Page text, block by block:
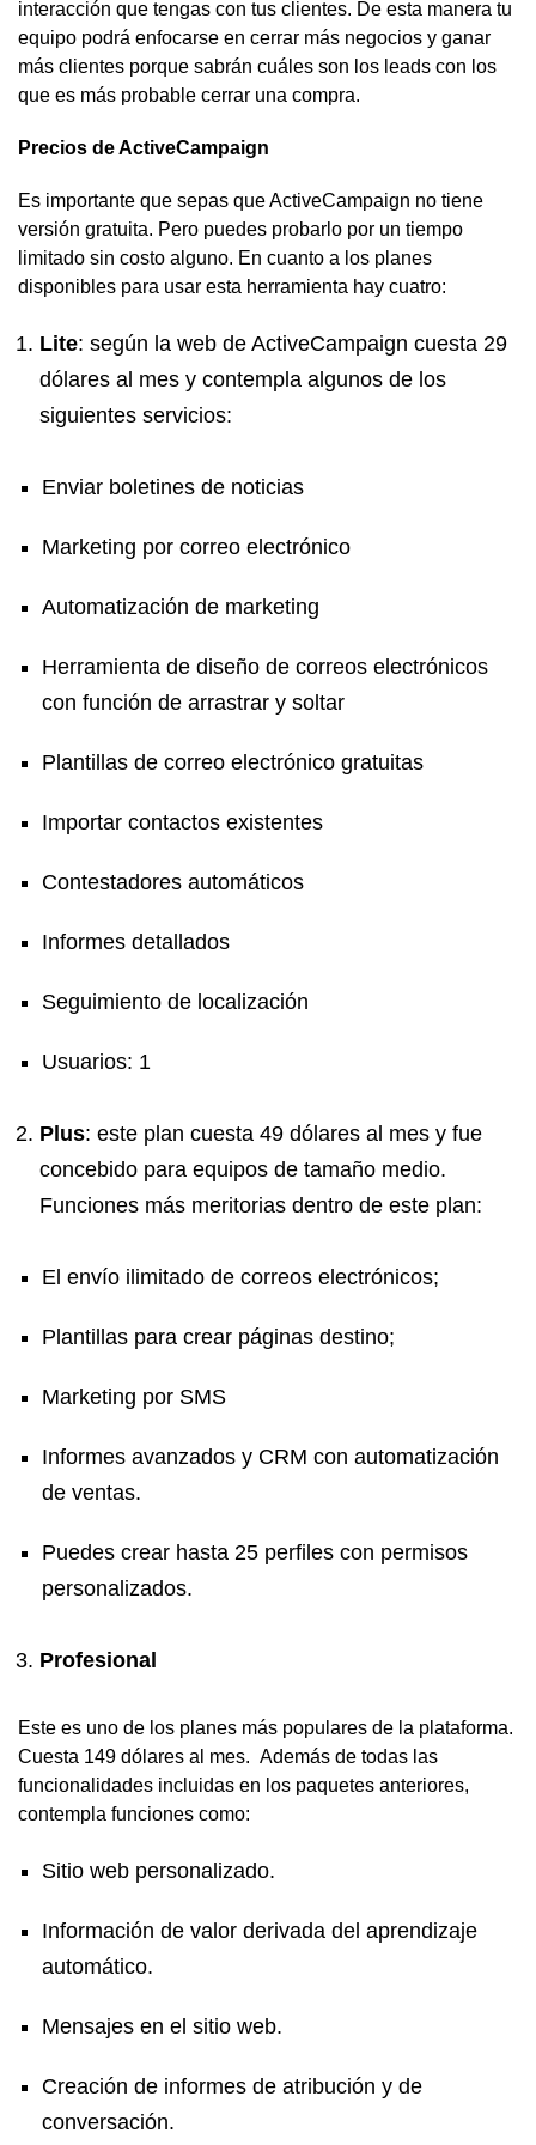
interacción que tengas con tus clientes. De esta manera tu
equipo podrá enfocarse en cerrar más negocios y ganar
más clientes porque sabrán cuáles son los leads con los
que es más probable cerrar una compra.
Precios de ActiveCampaign
Es importante que sepas que ActiveCampaign no tiene
versión gratuita. Pero puedes probarlo por un tiempo
limitado sin costo alguno. En cuanto a los planes
disponibles para usar esta herramienta hay cuatro:
Lite: según la web de ActiveCampaign cuesta 29
dólares al mes y contempla algunos de los
siguientes servicios:
Enviar boletines de noticias
Marketing por correo electrónico
Automatización de marketing
Herramienta de diseño de correos electrónicos
con función de arrastrar y soltar
Plantillas de correo electrónico gratuitas
Importar contactos existentes
Contestadores automáticos
Informes detallados
Seguimiento de localización
Usuarios: 1
Plus: este plan cuesta 49 dólares al mes y fue
concebido para equipos de tamaño medio.
Funciones más meritorias dentro de este plan:
El envío ilimitado de correos electrónicos;
Plantillas para crear páginas destino;
Marketing por SMS
Informes avanzados y CRM con automatización
de ventas.
Puedes crear hasta 25 perfiles con permisos
personalizados.
Profesional
Este es uno de los planes más populares de la plataforma.
Cuesta 149 dólares al mes. Además de todas las
funcionalidades incluidas en los paquetes anteriores,
contempla funciones como:
Sitio web personalizado.
Información de valor derivada del aprendizaje
automático.
Mensajes en el sitio web.
Creación de informes de atribución y de
conversación.